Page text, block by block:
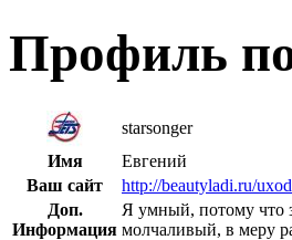
Профиль
starsonger
Имя
Евгений
Ваш сайт
http://beautyladi.ru/
Доп.
Информация
Я умный, потому что
молчаливый, в меру